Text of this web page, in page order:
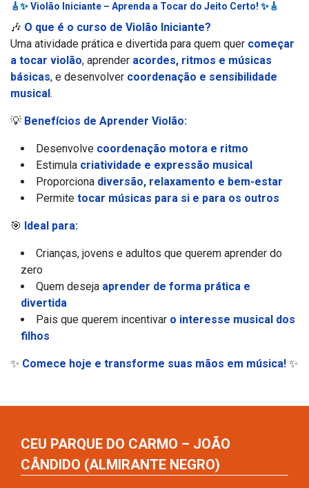
🎸✨Violão Iniciante – Aprenda a Tocar do Jeito Certo! ✨🎸
🎶 O que é o curso de Violão Iniciante?
Uma atividade prática e divertida para quem quer começar
a tocar violão, aprender acordes, ritmos e músicas
básicas, e desenvolver coordenação e sensibilidade
musical .
💡 Benefícios de Aprender Violão:
Desenvolve coordenação motora e ritmo
Estimula criatividade e expressão musical
Proporciona diversão, relaxamento e bem-estar
Permite tocar músicas para si e para os outros
🎯 Ideal para:
Crianças, jovens e adultos que querem aprender do
zero
Quem deseja aprender de forma prática e
divertida
Pais que querem incentivar o interesse musical dos
filhos
✨ Comece hoje e transforme suas mãos em música! ✨
CEU PARQUE DO CARMO – JOÃO
CÂNDIDO (ALMIRANTE NEGRO)